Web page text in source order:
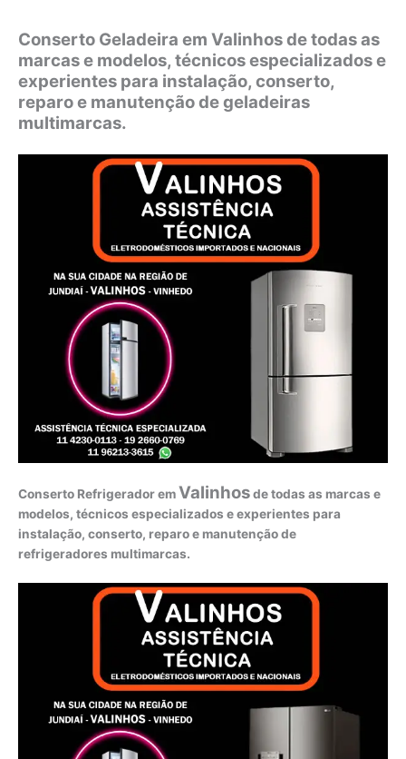
Conserto Geladeira em Valinhos de todas as
marcas e modelos, técnicos especializados e
experientes para instalação, conserto,
reparo e manutenção de geladeiras
multimarcas.
Conserto Refrigerador emValinhosde todas as marcas e
modelos, técnicos especializados e experientes para
instalação, conserto, reparo e manutenção de
refrigeradores multimarcas.